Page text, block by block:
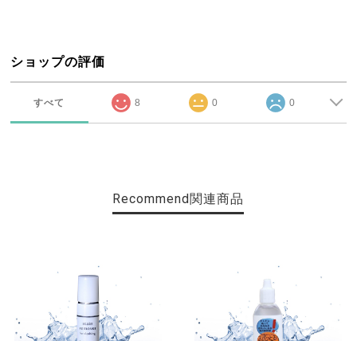
ショップの評価
すべて 8 0 0
Recommend関連商品